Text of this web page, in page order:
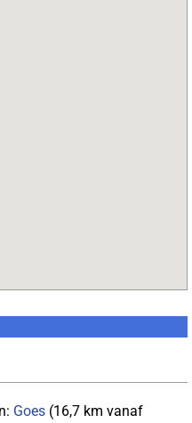
Goes (16,7 km vanaf